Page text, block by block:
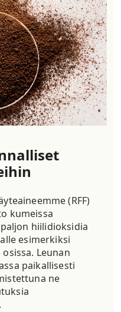
(RFF)
kumeissa
hiilidioksidia
esimerkiksi
Leunan
paikallisesti
ne